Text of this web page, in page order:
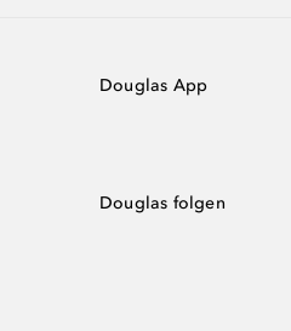
Douglas App
Douglas folgen